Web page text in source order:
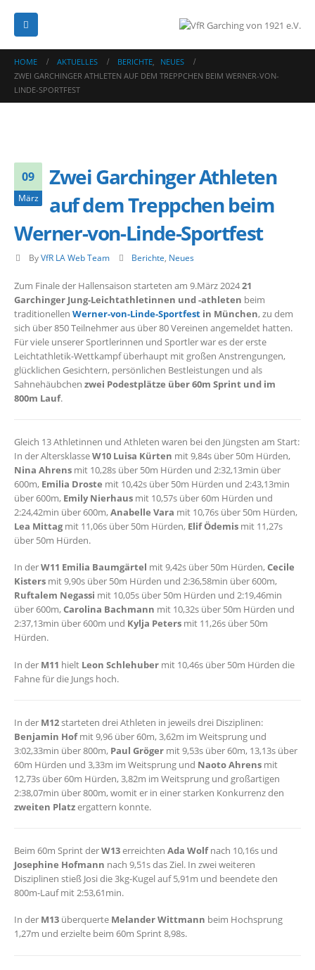
HOME AKTUELLES BERICHTE,
NEUES
ZWEI GARCHINGER ATHLETEN AUF DEM TREPPCHEN BEIM WERNER-VON-
LINDE-SPORTFEST
09
März
Zwei Garchinger Athleten
auf dem Treppchen beim
Werner-von-Linde-Sportfest
By VfR LA Web Team Berichte Neues
Zum Finale der Hallensaison starteten am 9.März 202421
Garchinger Jung-Leichtathletinnen und -athleten beim
traditionellen Werner-von-Linde-Sportfest in München, zu dem
sich über 850 Teilnehmer aus über 80 Vereinen angemeldet hatten.
Für viele unserer Sportlerinnen und Sportler war es der erste
Leichtathletik-Wettkampf überhaupt mit großen Anstrengungen,
glücklichen Gesichtern, persönlichen Bestleistungen und als
Sahnehäubchen zwei Podestplätze über 60m Sprint und im
800m Lauf.
Gleich 13 Athletinnen und Athleten waren bei den Jüngsten am Start:
In der AltersklasseW10 Luisa Kürten mit 9,84s über 50m Hürden,
Nina Ahrens mit 10,28s über 50m Hürden und 2:32,13min über
600m, Emilia Droste mit 10,42s über 50m Hürden und 2:43,13min
über 600m, Emily Nierhaus mit 10,57s über 60m Hürden und
2:24,42min über 600m,Anabelle Vara mit 10,76s über 50m Hürden,
Lea Mittagmit 11,06s über 50m Hürden, Elif Ödemis mit 11,27s
über 50m Hürden.
In derW11 Emilia Baumgärtel mit 9,42s über 50m Hürden,Cecile
Kisters mit 9,90s über 50m Hürden und 2:36,58min über 600m,
Ruftalem Negassi mit 10,05s über 50m Hürden und 2:19,46min
über 600m,Carolina Bachmann mit 10,32s über 50m Hürden und
2:37,13min über 600m und Kylja Peters mit 11,26s über 50m
Hürden.
In der M11 hielt Leon Schlehuber mit 10,46s über 50m Hürden die
Fahne für die Jungs hoch.
In der M12starteten drei Athleten in jeweils drei Disziplinen:
Benjamin Hofmit 9,96 über 60m, 3,62m im Weitsprung und
3:02,33min über 800m, Paul Gröger mit 9,53s über 60m, 13,13s über
60m Hürden und 3,33m im Weitsprung und Naoto Ahrens mit
12,73s über 60m Hürden, 3,82m im Weitsprung und großartigen
2:38,07min über 800m, womit er in einer starken Konkurrenz den
zweiten Platzergattern konnte.
Beim 60m Sprint derW13erreichten Ada Wolfnach 10,16s und
Josephine Hofmann nach 9,51s das Ziel. In zwei weiteren
Disziplinen stieß Josi die 3kg-Kugel auf 5,91m und beendete den
800m-Lauf mit 2:53,61min.
In der M13 überquerte Melander Wittmann beim Hochsprung
1,27m und erzielte beim 60m Sprint 8,98s.